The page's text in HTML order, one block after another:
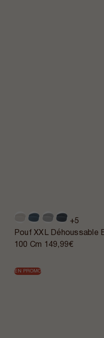
+5
Pouf XXL Déhoussable
100 Cm 149,99€
EN PROMO